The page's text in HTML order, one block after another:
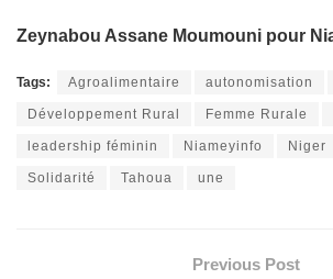
Zeynabou Assane Moumouni pour
Tags: Agroalimentaire autonomisation
Développement Rural Femme Rurale
leadership féminin Niameyinfo Niger
Solidarité Tahoua une
Previous Post